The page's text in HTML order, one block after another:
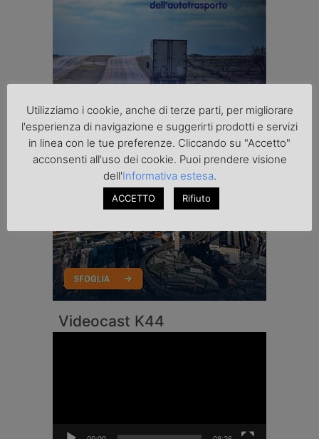
Videocast K44
Utilizziamo i cookie, anche di terze parti, per migliorare
l'esperienza di navigazione e suggerirti prodotti e servizi
in linea con le tue preferenze. Cliccando su "Accetto"
acconsenti all'uso dei cookie. Puoi prendere visione
dell'Informativa estesa.
ACCETTO Rifiuto